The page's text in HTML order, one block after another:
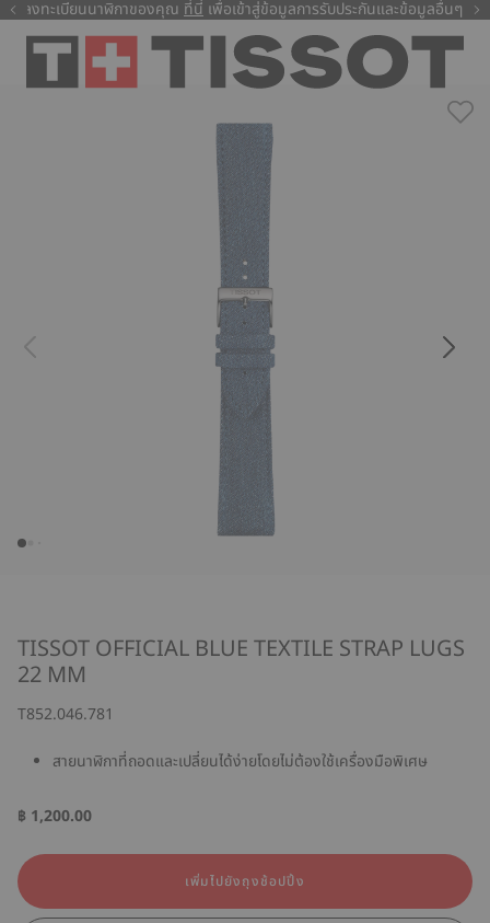
ลงทะเบียนนาฬิกาของคุณ ที่นี่ เพื่อเข้าสู่ข้อมูลการรับประกันและข้อมูลอื่นๆ
ที่นี่
TISSOT OFFICIAL BLUE TEXTILE STRAP LUGS
22 MM
T852.046.781
สายนาฬิกาที่ถอดและเปลี่ยนได้ง่ายโดยไม่ต้องใช้เครื่องมือพิเศษ
฿ 1,200.00
เพิ่มไปยังถุงช้อปปิ้ง